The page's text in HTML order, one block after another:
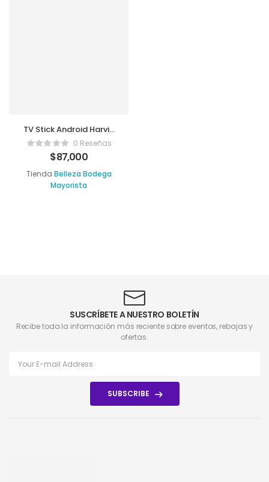
TV Stick Android Harvic
TVS-970 Reseñas
$87,000
Tienda Belleza Bodega
Mayorista
SUSCRÍBETE A NUESTRO BOLETÍN
Recibe toda la información más reciente sobre eventos, rebajas y
ofertas.
SUBSCRIBE